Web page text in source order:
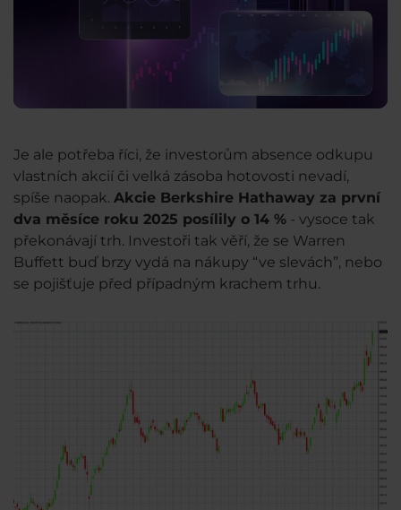
Je ale potřeba říci, že investorům absence odkupu
vlastních akcií či velká zásoba hotovosti nevadí,
spíše naopak. Akcie Berkshire Hathaway za první
dva měsíce roku 2025 posílily o 14 % - vysoce tak
překonávají trh. Investoři tak věří, že se Warren
Buffett buď brzy vydá na nákupy “ve slevách”, nebo
se pojišťuje před případným krachem trhu.